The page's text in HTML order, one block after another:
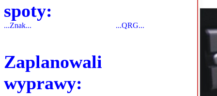
spoty:
...Znak... ...QRG...
Zaplanowali
wyprawy: